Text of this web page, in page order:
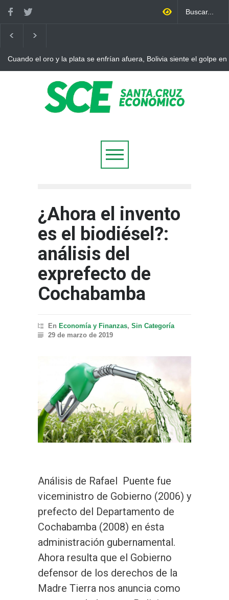
Cuando el oro y la plata se enfrían afuera, Bolivia siente el golpe en
¿Ahora el invento
es el biodiésel?:
análisis del
exprefecto de
Cochabamba
En Economía y Finanzas, Sin Categoría
29 de marzo de 2019
Análisis de Rafael Puente fue
viceministro de Gobierno (2006) y
prefecto del Departamento de
Cochabamba (2008) en ésta
administración gubernamental.
Ahora resulta que el Gobierno
defensor de los derechos de la
Madre Tierra nos anuncia como